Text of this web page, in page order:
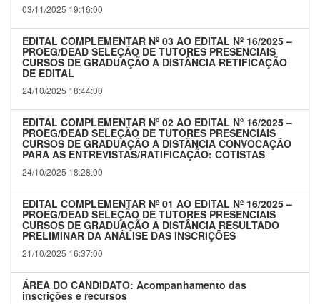
03/11/2025 19:16:00
EDITAL COMPLEMENTAR Nº 03 AO EDITAL Nº 16/2025 –
PROEG/DEAD SELEÇÃO DE TUTORES PRESENCIAIS
CURSOS DE GRADUAÇÃO A DISTÂNCIA RETIFICAÇÃO
DE EDITAL
24/10/2025 18:44:00
EDITAL COMPLEMENTAR Nº 02 AO EDITAL Nº 16/2025 –
PROEG/DEAD SELEÇÃO DE TUTORES PRESENCIAIS
CURSOS DE GRADUAÇÃO A DISTÂNCIA CONVOCAÇÃO
PARA AS ENTREVISTAS/RATIFICAÇÃO: COTISTAS
24/10/2025 18:28:00
EDITAL COMPLEMENTAR Nº 01 AO EDITAL Nº 16/2025 –
PROEG/DEAD SELEÇÃO DE TUTORES PRESENCIAIS
CURSOS DE GRADUAÇÃO A DISTÂNCIA RESULTADO
PRELIMINAR DA ANÁLISE DAS INSCRIÇÕES
21/10/2025 16:37:00
ÁREA DO CANDIDATO: Acompanhamento das
inscrições e recursos